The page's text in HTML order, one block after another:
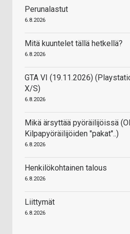
Perunalastut
6.8.2026
Mitä kuuntelet tällä hetkellä?
6.8.2026
GTA VI (19.11.2026)
X/S)
6.8.2026
Mikä ärsyttää pyöräilijöissä
Kilpapyöräilijöiden "pakat"..)
6.8.2026
Henkilökohtainen talous
6.8.2026
Liittymät
6.8.2026